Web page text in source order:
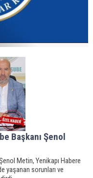
Başkanı Şenol
Metin, Yenikapı Habere
yaşanan sorunları ve